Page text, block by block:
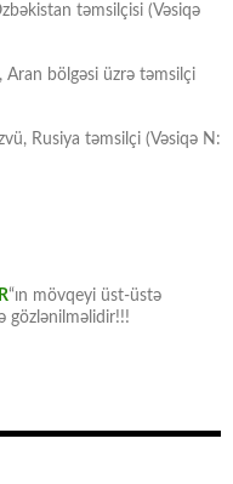
təmsilçisi (Vəsiqə
Aran bölgəsi üzrə təmsilçi
Rusiya təmsilçi (Vəsiqə N:
“ın mövqeyi üst-üstə
gözlənilməlidir!!!